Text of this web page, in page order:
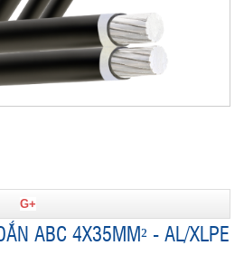
G+
ABC 4X35MM² - AL/XLPE